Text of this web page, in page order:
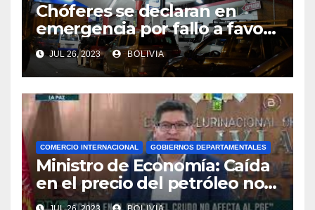
Chóferes se declaran en
emergencia por fallo a favor
de Perú en el precio del
combustible y piden la
renuncia del viceministro de
Transporte
JUL 26, 2023 BOLIVIA
COMERCIO INTERNACIONAL GOBIERNOS DEPARTAMENTALES
Ministro de Economía: Caída
en el precio del petróleo no
afecta al PGE de Bolivia